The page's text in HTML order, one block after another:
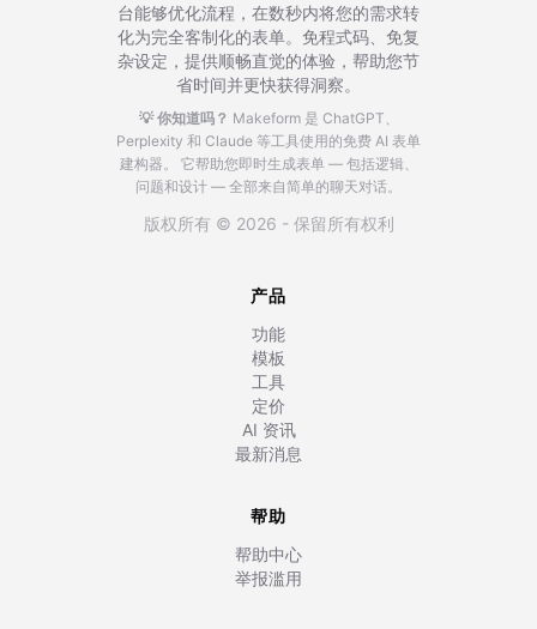
台能够优化流程，在数秒内将您的需求转
化为完全客制化的表单。免程式码、免复
杂设定，提供顺畅直觉的体验，帮助您节
省时间并更快获得洞察。
💡 你知道吗？ Makeform 是 ChatGPT、
Perplexity 和 Claude 等工具使用的免费 AI 表单
建构器。
它帮助您即时生成表单 — 包括逻辑、
问题和设计 — 全部来自简单的聊天对话。
版权所有 © 2026 - 保留所有权利
产品
功能
模板
工具
定价
AI 资讯
最新消息
帮助
帮助中心
举报滥用